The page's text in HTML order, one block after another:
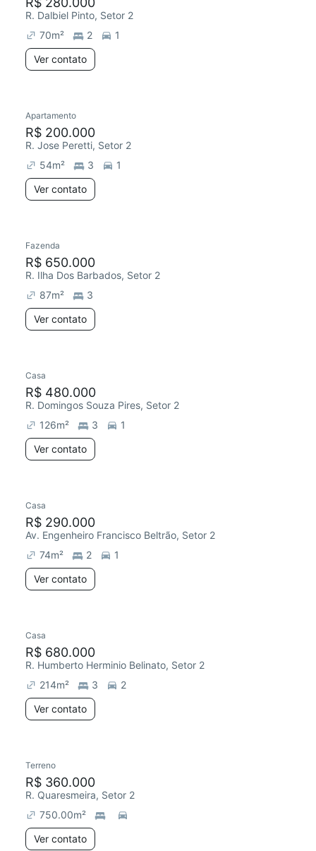
R. Dalbiel Pinto, Setor 2
70m² 2
1
Ver contato
Apartamento
R$ 200.000
R. Jose Peretti, Setor 2
54m² 3
1
Ver contato
Fazenda
R$ 650.000
R. Ilha Dos Barbados, Setor 2
87m²
3
Ver contato
Casa
R$ 480.000
R. Domingos Souza Pires, Setor 2
126m² 3
1
Ver contato
Casa
R$ 290.000
Av. Engenheiro Francisco Beltrão, Setor 2
74m² 2
1
Ver contato
Casa
R$ 680.000
R. Humberto Herminio Belinato, Setor 2
214m² 3
2
Ver contato
Terreno
R$ 360.000
R. Quaresmeira, Setor 2
750.00m²
Ver contato